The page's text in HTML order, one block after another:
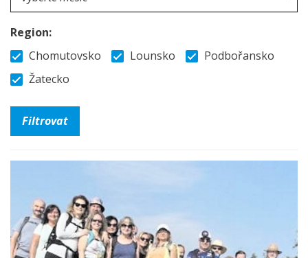
Region:
Chomutovsko
Lounsko
Podbořansko
Žatecko